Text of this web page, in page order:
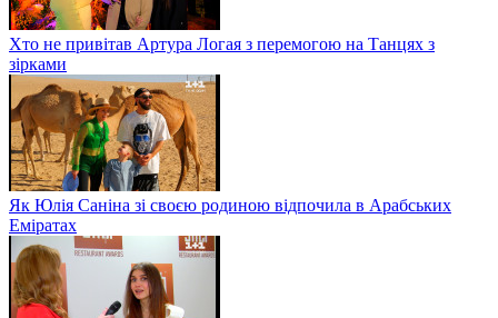
Хто не привітав Артура Логая з перемогою на Танцях з
зірками
Як Юлія Саніна зі своєю родиною відпочила в Арабських
Еміратах